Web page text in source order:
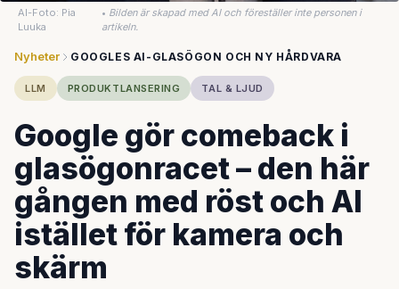
AI-Foto: Pia
Luuka
• Bilden är skapad med AI och föreställer inte personen i
artikeln.
Nyheter GOOGLES AI-GLASÖGON OCH NY HÅRDVARA
LLM PRODUKTLANSERING TAL & LJUD
Google gör comeback i
glasögonracet – den här
gången med röst och AI
istället för kamera och
skärm